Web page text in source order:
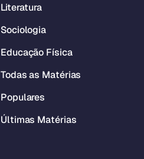
Literatura
Sociologia
Educação Física
Todas as Matérias
Populares
Últimas Matérias